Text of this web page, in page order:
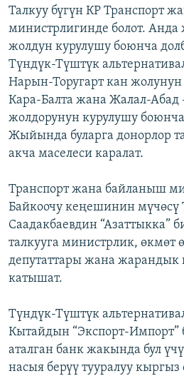
БИЗ ЖАНА ДҮЙНӨ
ДАНИСТЕ
ЭЖЕ-СИҢДИЛЕР
АЗАТТЫК+
ЫҢГАЙСЫЗ СУРООЛОР
Русский
ОНЛАЙН ШЕРИНЕ
ЭЕ/АРнун бардык сайттары
Талкуу бүгүн КР Транспорт
министрлигинде болот. Анда
жолдун курулушу боюнча
Түндүк-Түштүк
Нарын-Торугарт кан
Кара-Балта жана Жалал-Абад
жолдорунун курулушу
Жыйында буларга донорлор
акча маселеси каралат.
Транспорт жана байланыш
Байкоочу кеңешинин мүчөсү
Саадакбаевдин “Азаттыкка”
талкууга министрлик, өкмөт
депутаттары жана жарандык
катышат.
Түндүк-Түштүк
Кытайдын “Экспорт-Импорт”
аталган банк жакында бул
насыя берүү тууралуу